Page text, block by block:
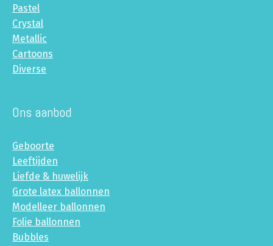
Pastel
Crystal
Metallic
Cartoons
Diverse
Ons aanbod
Geboorte
Leeftijden
Liefde & huwelijk
Grote latex ballonnen
Modelleer ballonnen
Folie ballonnen
Bubbles